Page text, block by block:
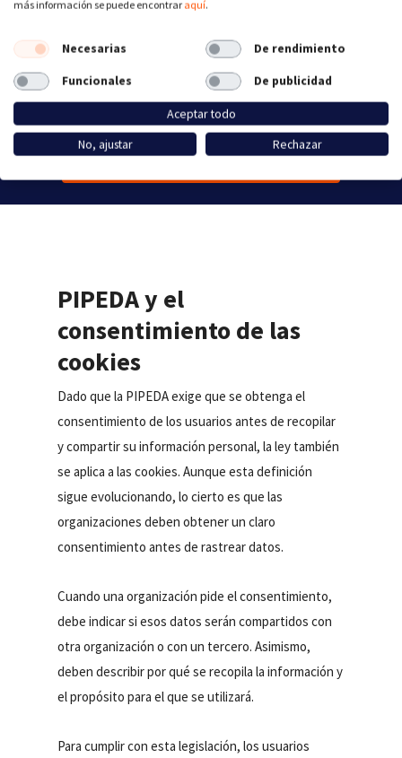
vistazo a nuestromodelo para
distribuidores
o contáctanos para
números superiores a 500 clientes
Calcula tus ingresos
PIPEDA y el
consentimiento de las
cookies
Dado que la PIPEDA exige que se obtenga el
consentimiento de los usuarios antes de recopilar
y compartir su información personal, la ley también
se aplica a las cookies. Aunque esta definición
sigue evolucionando, lo cierto es que las
organizaciones deben obtener un claro
consentimiento antes de rastrear datos.
Cuando una organización pide el consentimiento,
debe indicar si esos datos serán compartidos con
otra organización o con un tercero. Asimismo,
deben describir por qué se recopila la información y
el propósito para el que se utilizará.
Para cumplir con esta legislación, los usuarios
más información se puede encontrar aquí.
Necesarias
De rendimiento
Funcionales
De publicidad
Aceptar todo
No, ajustar
Rechazar